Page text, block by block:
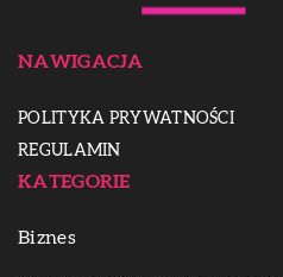
NAWIGACJA
POLITYKA PRYWATNOŚCI
REGULAMIN
KATEGORIE
Biznes